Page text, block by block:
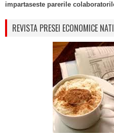
impartaseste parerile
REVISTA PRESEI ECONOMICE